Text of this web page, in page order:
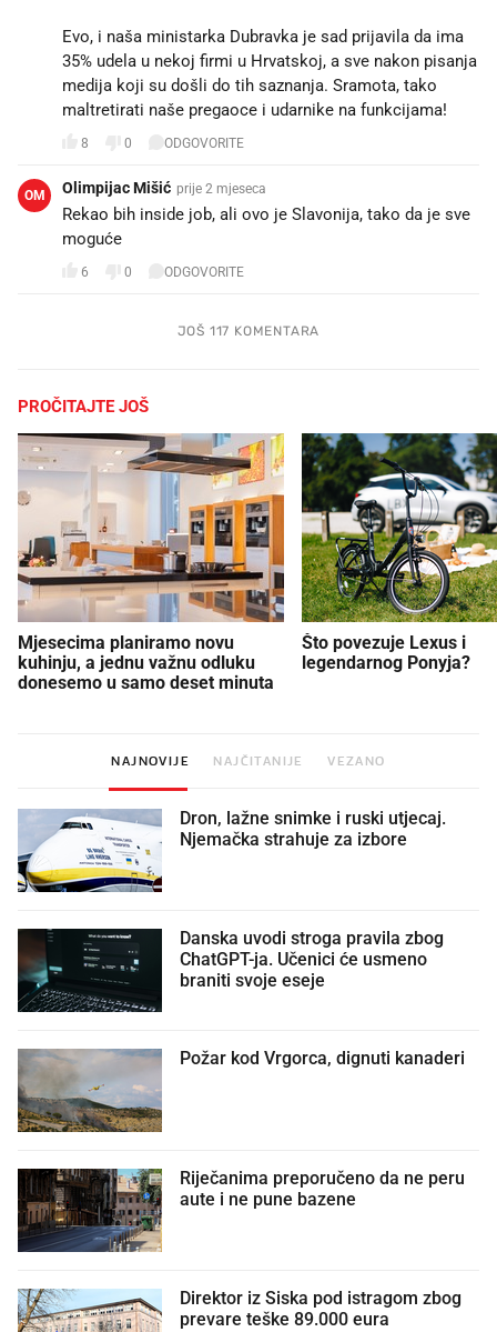
Evo, i naša ministarka Dubravka je sad prijavila da ima
35% udela u nekoj firmi u Hrvatskoj, a sve nakon pisanja
medija koji su došli do tih saznanja. Sramota, tako
maltretirati naše pregaoce i udarnike na funkcijama!
8 0 ODGOVORITE
OM Olimpijac Mišić prije 2 mjeseca
Rekao bih inside job, ali ovo je Slavonija, tako da je sve
moguće 🤷
6 0 ODGOVORITE
JOŠ 117 KOMENTARA
PROČITAJTE JOŠ
Mjesecima planiramo novu
kuhinju, a jednu važnu odluku
donesemo u samo deset minuta
Što povezuje Lexus i
legendarnog Ponyja?
NAJNOVIJE NAJČITANIJE VEZANO
Dron, lažne snimke i ruski utjecaj.
Njemačka strahuje za izbore
Danska uvodi stroga pravila zbog
ChatGPT-ja. Učenici će usmeno
braniti svoje eseje
Požar kod Vrgorca, dignuti kanaderi
Riječanima preporučeno da ne peru
aute i ne pune bazene
Direktor iz Siska pod istragom zbog
prevare teške 89.000 eura